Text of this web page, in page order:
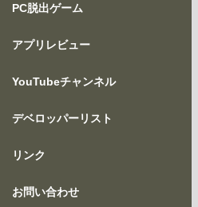
PC脱出ゲーム
アプリレビュー
YouTubeチャンネル
デベロッパーリスト
リンク
お問い合わせ